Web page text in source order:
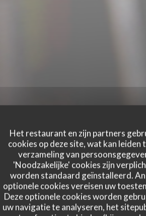
Het restaurant en zijn partners
cookies op deze site, wat kan leiden
verzameling van
'Noodzakelijke' cookies zijn
worden standaard geïnstalleerd.
optionele cookies vereisen uw
Deze optionele cookies worden
uw navigatie te analyseren, het